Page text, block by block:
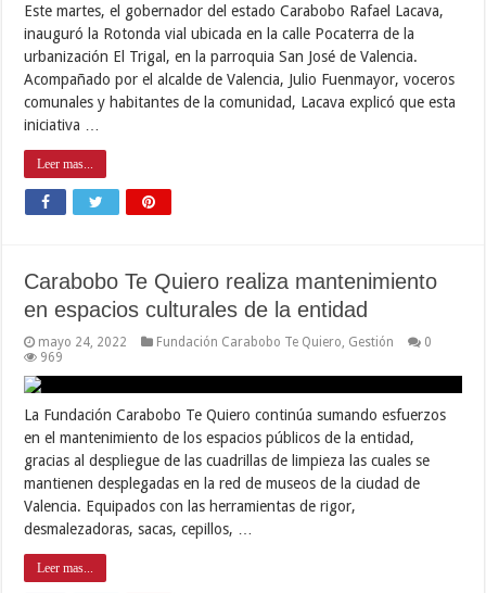
Este martes, el gobernador del estado Carabobo Rafael Lacava,
inauguró la Rotonda vial ubicada en la calle Pocaterra de la
urbanización El Trigal, en la parroquia San José de Valencia.
Acompañado por el alcalde de Valencia, Julio Fuenmayor, voceros
comunales y habitantes de la comunidad, Lacava explicó que esta
iniciativa …
Leer mas...
Carabobo Te Quiero realiza mantenimiento
en espacios culturales de la entidad
mayo 24, 2022 Fundación Carabobo Te Quiero Gestión
0
969
La Fundación Carabobo Te Quiero continúa sumando esfuerzos
en el mantenimiento de los espacios públicos de la entidad,
gracias al despliegue de las cuadrillas de limpieza las cuales se
mantienen desplegadas en la red de museos de la ciudad de
Valencia. Equipados con las herramientas de rigor,
desmalezadoras, sacas, cepillos, …
Leer mas...